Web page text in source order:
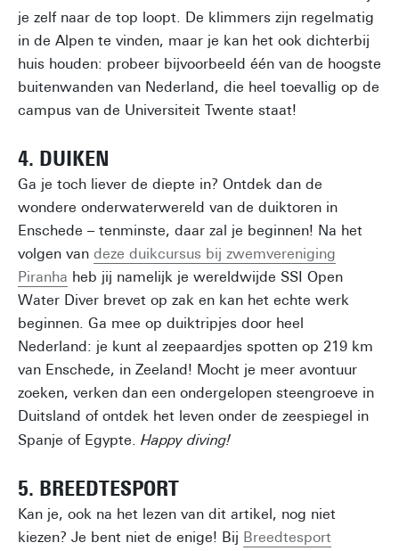
je zelf naar de top loopt. De klimmers zijn regelmatig
in de Alpen te vinden, maar je kan het ook dichterbij
huis houden: probeer bijvoorbeeld één van de hoogste
buitenwanden van Nederland, die heel toevallig op de
campus van de Universiteit Twente staat!
4. DUIKEN
Ga je toch liever de diepte in? Ontdek dan de
wondere onderwaterwereld van de duiktoren in
Enschede – tenminste, daar zal je beginnen! Na het
volgen van deze duikcursus bij zwemvereniging
Piranha heb jij namelijk je wereldwijde SSI Open
Water Diver brevet op zak en kan het echte werk
beginnen. Ga mee op duiktripjes door heel
Nederland: je kunt al zeepaardjes spotten op 219 km
van Enschede, in Zeeland! Mocht je meer avontuur
zoeken, verken dan een ondergelopen steengroeve in
Duitsland of ontdek het leven onder de zeespiegel in
Spanje of Egypte. Happy diving!
5. BREEDTESPORT
Kan je, ook na het lezen van dit artikel, nog niet
kiezen? Je bent niet de enige! Bij Breedtesport